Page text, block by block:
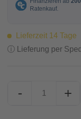
Lieferzeit 14 Tage
ⓘ Lieferung per
- +